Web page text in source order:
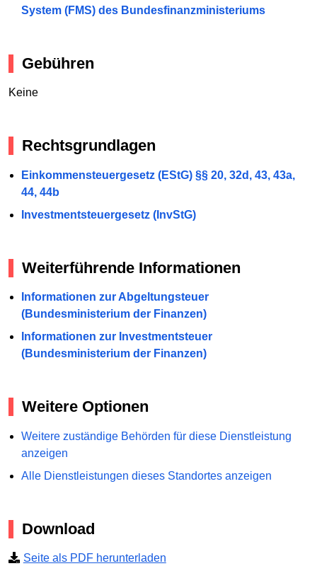
System (FMS) des Bundesfinanzministeriums
Gebühren
Keine
Rechtsgrundlagen
Einkommensteuergesetz (EStG) §§ 20, 32d, 43, 43a,
44, 44b
Investmentsteuergesetz (InvStG)
Weiterführende Informationen
Informationen zur Abgeltungsteuer
(Bundesministerium der Finanzen)
Informationen zur Investmentsteuer
(Bundesministerium der Finanzen)
Weitere Optionen
Weitere zuständige Behörden für diese Dienstleistung
anzeigen
Alle Dienstleistungen dieses Standortes anzeigen
Download
Seite als PDF herunterladen